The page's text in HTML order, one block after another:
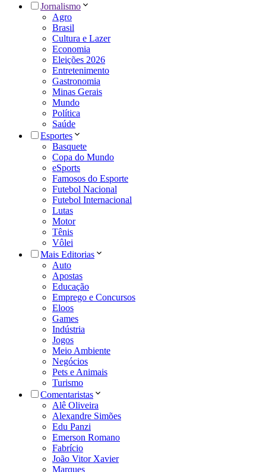
Jornalismo
Agro
Brasil
Cultura e Lazer
Economia
Eleições 2026
Entretenimento
Gastronomia
Minas Gerais
Mundo
Política
Saúde
Esportes
Basquete
Copa do Mundo
eSports
Famosos do Esporte
Futebol Nacional
Futebol Internacional
Lutas
Motor
Tênis
Vôlei
Mais Editorias
Auto
Apostas
Educação
Emprego e Concursos
Eloos
Games
Indústria
Jogos
Meio Ambiente
Negócios
Pets e Animais
Turismo
Comentaristas
Alê Oliveira
Alexandre Simões
Edu Panzi
Emerson Romano
Fabrício
João Vitor Xavier
Marques